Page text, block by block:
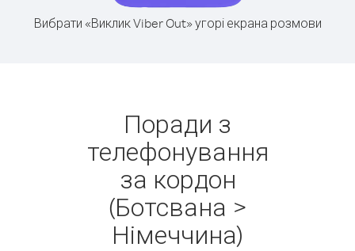
Вибрати «Виклик Viber Out» угорі екрана розмови
Поради з
телефонування
за кордон
(Ботсвана >
Німеччина)